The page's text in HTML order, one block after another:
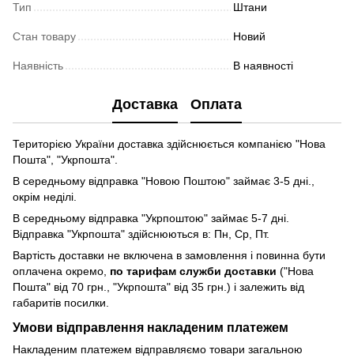
Тип Штани
Стан товару Новий
Наявність В наявності
Доставка Оплата
Територією України доставка здійснюється компанією "Нова
Пошта", "Укрпошта".
В середньому відправка "Новою Поштою" займає 3-5 дні.,
окрім неділі.
В середньому відправка "Укрпоштою" займає 5-7 дні.
Відправка "Укрпошта" здійснюються в: Пн, Ср, Пт.
Вартість доставки не включена в замовлення і повинна бути
оплачена окремо, по тарифам служби доставки ("Нова
Пошта" від 70 грн., "Укрпошта" від 35 грн.) і залежить від
габаритів посилки.
Умови відправлення накладеним платежем
Накладеним платежем відправляємо товари загальною